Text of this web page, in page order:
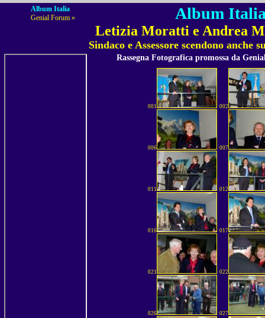
Album Italia
Genial Forum »
Album
Letizia Moratti e Andrea
Sindaco e Assessore scendono
Rassegna Fotografica promossa da
001 002
006 007
011 012
016 017
021 022
026 027